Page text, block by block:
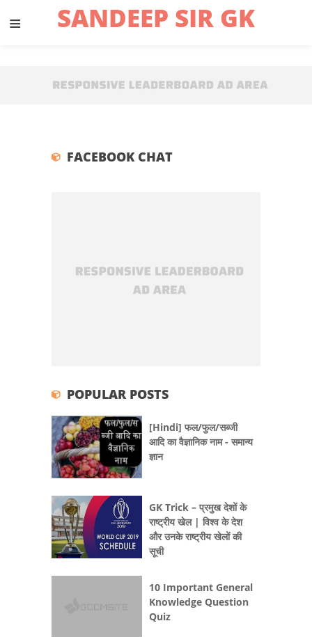
SANDEEP SIR GK
≡
FACEBOOK CHAT
POPULAR POSTS
[Hindi] फल/फुल/सब्जी
आदि का वैज्ञानिक नाम - समान्य
ज्ञान
GK Trick – प्रमुख देशों के
राष्ट्रीय खेल | विश्व के देश
और उनके राष्ट्रीय खेलों की
सूची
10 Important General
Knowledge Question
Quiz